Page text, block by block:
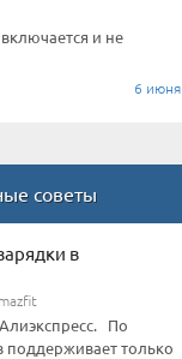
и не
6 июня
советы
в
По
только